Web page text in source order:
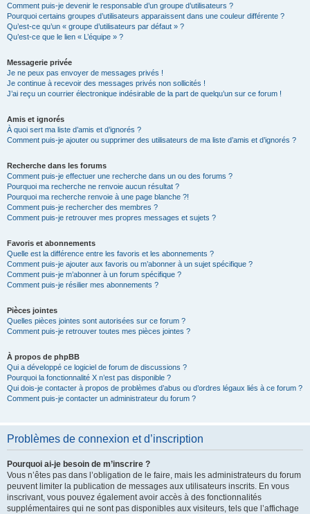
Comment puis-je devenir le responsable d’un groupe d’utilisateurs ?
Pourquoi certains groupes d’utilisateurs apparaissent dans une couleur différente ?
Qu’est-ce qu’un « groupe d’utilisateurs par défaut » ?
Qu’est-ce que le lien « L’équipe » ?
Messagerie privée
Je ne peux pas envoyer de messages privés !
Je continue à recevoir des messages privés non sollicités !
J’ai reçu un courrier électronique indésirable de la part de quelqu’un sur ce forum !
Amis et ignorés
À quoi sert ma liste d’amis et d’ignorés ?
Comment puis-je ajouter ou supprimer des utilisateurs de ma liste d’amis et d’ignorés ?
Recherche dans les forums
Comment puis-je effectuer une recherche dans un ou des forums ?
Pourquoi ma recherche ne renvoie aucun résultat ?
Pourquoi ma recherche renvoie à une page blanche ?!
Comment puis-je rechercher des membres ?
Comment puis-je retrouver mes propres messages et sujets ?
Favoris et abonnements
Quelle est la différence entre les favoris et les abonnements ?
Comment puis-je ajouter aux favoris ou m’abonner à un sujet spécifique ?
Comment puis-je m’abonner à un forum spécifique ?
Comment puis-je résilier mes abonnements ?
Pièces jointes
Quelles pièces jointes sont autorisées sur ce forum ?
Comment puis-je retrouver toutes mes pièces jointes ?
À propos de phpBB
Qui a développé ce logiciel de forum de discussions ?
Pourquoi la fonctionnalité X n’est pas disponible ?
Qui dois-je contacter à propos de problèmes d’abus ou d’ordres légaux liés à ce forum ?
Comment puis-je contacter un administrateur du forum ?
Problèmes de connexion et d’inscription
Pourquoi ai-je besoin de m’inscrire ?
Vous n’êtes pas dans l’obligation de le faire, mais les administrateurs du forum
peuvent limiter la publication de messages aux utilisateurs inscrits. En vous
inscrivant, vous pouvez également avoir accès à des fonctionnalités
supplémentaires qui ne sont pas disponibles aux visiteurs, tels que l’affichage